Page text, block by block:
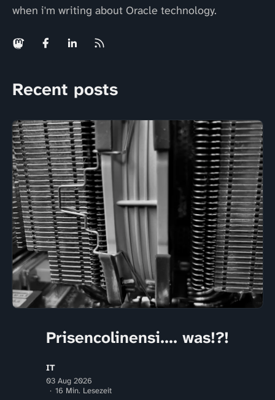
when i'm writing about Oracle technology.
Recent posts
Prisencolinensi.... was!?!
IT
03 Aug 2026
16 Min. Lesezeit